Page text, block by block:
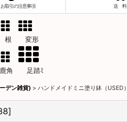
取引の注意事項 送 料
変形
角 足踏ﾐ
デン雑貨) > ハンドメイドミニ塗り鉢（USED）
]